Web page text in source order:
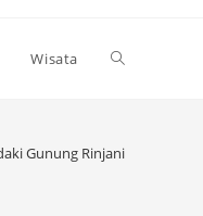
Wisata Toggle
Gunung Rinjani